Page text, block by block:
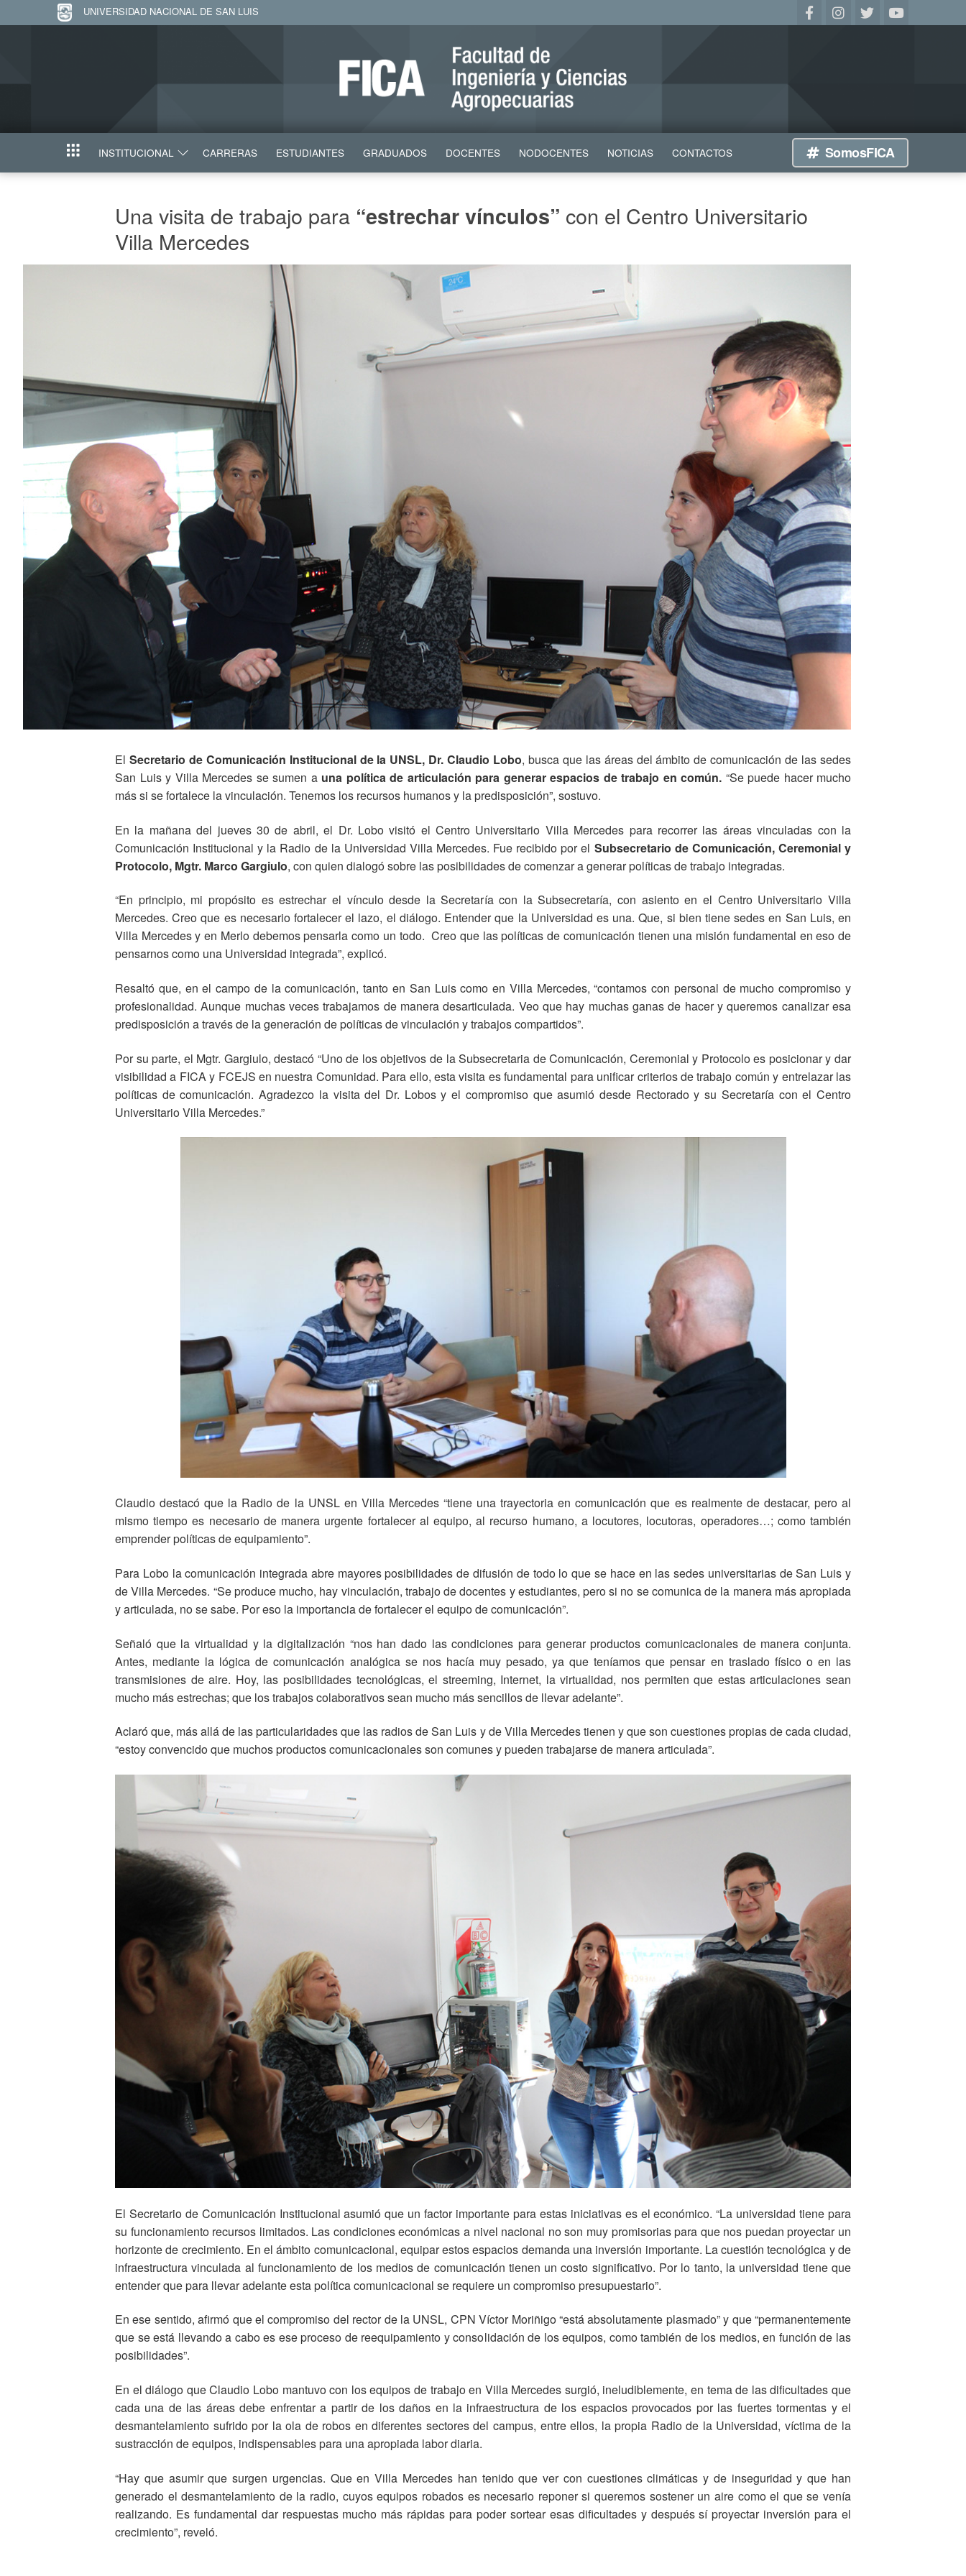
UNIVERSIDAD NACIONAL DE SAN LUIS
INICIO INSTITUCIONAL CARRERAS ESTUDIANTES GRADUADOS DOCENTES NODOCENTES NOTICIAS CONTACTOS SomosFICA
Una visita de trabajo para “estrechar vínculos” con el Centro Universitario
Villa Mercedes
El Secretario de Comunicación Institucional de la UNSL, Dr. Claudio Lobo, busca que las áreas del ámbito de comunicación de las sedes
San Luis y Villa Mercedes se sumen auna política de articulación para generar espacios de trabajo en común. “Se puede hacer mucho
más si se fortalece la vinculación. Tenemos los recursos humanos y la predisposición”, sostuvo.
En la mañana del jueves 30 de abril, el Dr. Lobo visitó el Centro Universitario Villa Mercedes para recorrer las áreas vinculadas con la
Comunicación Institucional y la Radio de la Universidad Villa Mercedes. Fue recibido por el Subsecretario de Comunicación, Ceremonial y
Protocolo, Mgtr. Marco Gargiulo, con quien dialogó sobre las posibilidades de comenzar a generar políticas de trabajo integradas.
“En principio, mi propósito es estrechar el vínculo desde la Secretaría con la Subsecretaría, con asiento en el Centro Universitario Villa
Mercedes. Creo que es necesario fortalecer el lazo, el diálogo. Entender que la Universidad es una. Que, si bien tiene sedes en San Luis, en
Villa Mercedes y en Merlo debemos pensarla como un todo. Creo que las políticas de comunicación tienen una misión fundamental en eso de
pensarnos como una Universidad integrada”, explicó.
Resaltó que, en el campo de la comunicación, tanto en San Luis como en Villa Mercedes, “contamos con personal de mucho compromiso y
profesionalidad. Aunque muchas veces trabajamos de manera desarticulada. Veo que hay muchas ganas de hacer y queremos canalizar esa
predisposición a través de la generación de políticas de vinculación y trabajos compartidos”.
Por su parte, el Mgtr. Gargiulo, destacó “Uno de los objetivos de la Subsecretaria de Comunicación, Ceremonial y Protocolo es posicionar y dar
visibilidad a FICA y FCEJS en nuestra Comunidad. Para ello, esta visita es fundamental para unificar criterios de trabajo común y entrelazar las
políticas de comunicación. Agradezco la visita del Dr. Lobos y el compromiso que asumió desde Rectorado y su Secretaría con el Centro
Universitario Villa Mercedes.”
Claudio destacó que la Radio de la UNSL en Villa Mercedes “tiene una trayectoria en comunicación que es realmente de destacar, pero al
mismo tiempo es necesario de manera urgente fortalecer al equipo, al recurso humano, a locutores, locutoras, operadores…; como también
emprender políticas de equipamiento”.
Para Lobo la comunicación integrada abre mayores posibilidades de difusión de todo lo que se hace en las sedes universitarias de San Luis y
de Villa Mercedes. “Se produce mucho, hay vinculación, trabajo de docentes y estudiantes, pero si no se comunica de la manera más apropiada
y articulada, no se sabe. Por eso la importancia de fortalecer el equipo de comunicación”.
Señaló que la virtualidad y la digitalización “nos han dado las condiciones para generar productos comunicacionales de manera conjunta.
Antes, mediante la lógica de comunicación analógica se nos hacía muy pesado, ya que teníamos que pensar en traslado físico o en las
transmisiones de aire. Hoy, las posibilidades tecnológicas, el streeming, Internet, la virtualidad, nos permiten que estas articulaciones sean
mucho más estrechas; que los trabajos colaborativos sean mucho más sencillos de llevar adelante”.
Aclaró que, más allá de las particularidades que las radios de San Luis y de Villa Mercedes tienen y que son cuestiones propias de cada ciudad,
“estoy convencido que muchos productos comunicacionales son comunes y pueden trabajarse de manera articulada”.
El Secretario de Comunicación Institucional asumió que un factor importante para estas iniciativas es el económico. “La universidad tiene para
su funcionamiento recursos limitados. Las condiciones económicas a nivel nacional no son muy promisorias para que nos puedan proyectar un
horizonte de crecimiento. En el ámbito comunicacional, equipar estos espacios demanda una inversión importante. La cuestión tecnológica y de
infraestructura vinculada al funcionamiento de los medios de comunicación tienen un costo significativo. Por lo tanto, la universidad tiene que
entender que para llevar adelante esta política comunicacional se requiere un compromiso presupuestario”.
En ese sentido, afirmó que el compromiso del rector de la UNSL, CPN Víctor Moriñigo “está absolutamente plasmado” y que “permanentemente
que se está llevando a cabo es ese proceso de reequipamiento y consolidación de los equipos, como también de los medios, en función de las
posibilidades”.
En el diálogo que Claudio Lobo mantuvo con los equipos de trabajo en Villa Mercedes surgió, ineludiblemente, en tema de las dificultades que
cada una de las áreas debe enfrentar a partir de los daños en la infraestructura de los espacios provocados por las fuertes tormentas y el
desmantelamiento sufrido por la ola de robos en diferentes sectores del campus, entre ellos, la propia Radio de la Universidad, víctima de la
sustracción de equipos, indispensables para una apropiada labor diaria.
“Hay que asumir que surgen urgencias. Que en Villa Mercedes han tenido que ver con cuestiones climáticas y de inseguridad y que han
generado el desmantelamiento de la radio, cuyos equipos robados es necesario reponer si queremos sostener un aire como el que se venía
realizando. Es fundamental dar respuestas mucho más rápidas para poder sortear esas dificultades y después sí proyectar inversión para el
crecimiento”, reveló.